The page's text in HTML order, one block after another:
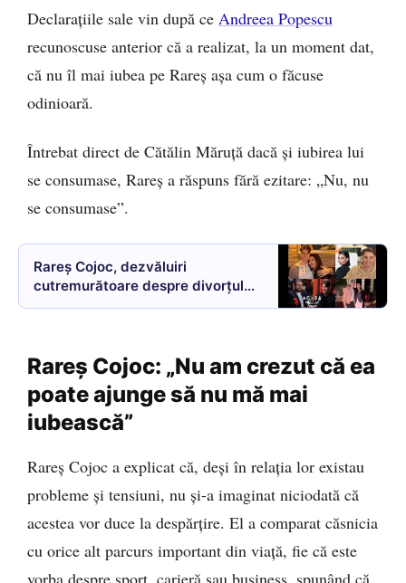
Declarațiile sale vin după ce Andreea Popescu
recunoscuse anterior că a realizat, la un moment dat,
că nu îl mai iubea pe Rareș așa cum o făcuse
odinioară.
Întrebat direct de Cătălin Măruță dacă și iubirea lui
se consumase, Rareș a răspuns fără ezitare: „Nu, nu
se consumase”.
Rareș Cojoc, dezvăluiri
cutremurătoare despre divorțul
de Andreea Popescu: „De ce
plan / M-am simțit trădat / Nu
sunt de vină pentru divorț”
Rareș Cojoc: „Nu am crezut că ea
poate ajunge să nu mă mai
iubească”
Rareș Cojoc a explicat că, deși în relația lor existau
probleme și tensiuni, nu și-a imaginat niciodată că
acestea vor duce la despărțire. El a comparat căsnicia
cu orice alt parcurs important din viață, fie că este
vorba despre sport, carieră sau business, spunând că